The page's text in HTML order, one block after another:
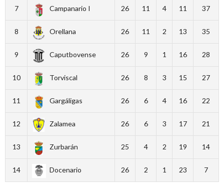
7 Campanario I 26 11 4 11 37
8 Orellana 26 11 2 13 35
9 Caputbovense 26 9 1 16 28
10 Torviscal 26 8 3 15 27
11 Gargáligas 26 6 4 16 22
12 Zalamea 26 6 3 17 21
13 Zurbarán 25 4 2 19 14
14 Docenario 26 2 1 23 7